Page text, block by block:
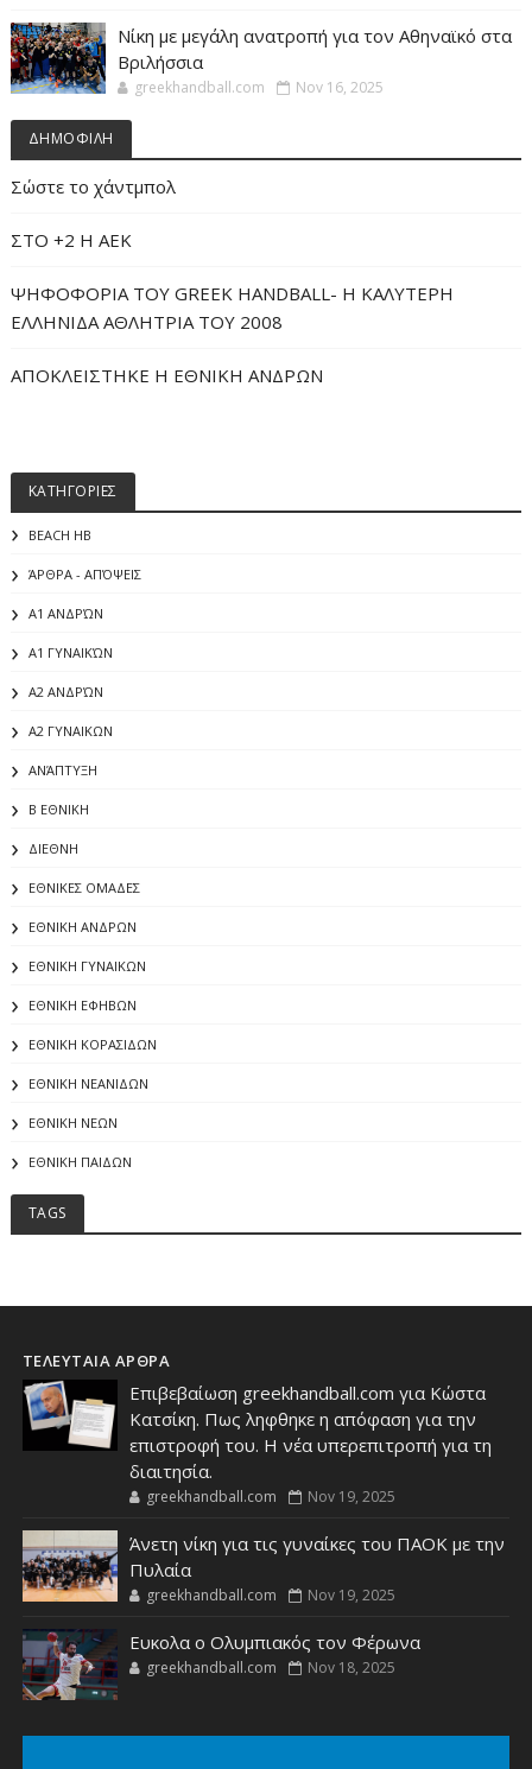
Νίκη με μεγάλη ανατροπή για τον Αθηναϊκό στα
Βριλήσσια
greekhandball.com Nov 16, 2025
ΔΗΜΟΦΙΛΗ
Σώστε το χάντμπολ
ΣΤΟ +2 Η ΑΕΚ
ΨΗΦΟΦΟΡΙΑ ΤΟΥ GREEK HANDBALL- H ΚΑΛΥΤΕΡΗ
ΕΛΛΗΝΙΔΑ ΑΘΛΗΤΡΙΑ ΤΟΥ 2008
ΑΠΟΚΛΕΙΣΤΗΚΕ Η ΕΘΝΙΚΗ ΑΝΔΡΩΝ
ΚΑΤΗΓΟΡΙΕΣ
BEACH HB
ΆΡΘΡΑ - ΑΠΌΨΕΙΣ
Α1 ΑΝΔΡΏΝ
Α1 ΓΥΝΑΙΚΏΝ
Α2 ΑΝΔΡΏΝ
Α2 ΓΥΝΑΙΚΩΝ
ΑΝΆΠΤΥΞΗ
Β ΕΘΝΙΚΗ
ΔΙΕΘΝΗ
ΕΘΝΙΚΕΣ ΟΜΑΔΕΣ
ΕΘΝΙΚΗ ΑΝΔΡΩΝ
ΕΘΝΙΚΗ ΓΥΝΑΙΚΩΝ
ΕΘΝΙΚΗ ΕΦΗΒΩΝ
ΕΘΝΙΚΗ ΚΟΡΑΣΙΔΩΝ
ΕΘΝΙΚΗ ΝΕΑΝΙΔΩΝ
ΕΘΝΙΚΗ ΝΕΩΝ
ΕΘΝΙΚΗ ΠΑΙΔΩΝ
TAGS
ΤΕΛΕΥΤΑΙΑ ΑΡΘΡΑ
Επιβεβαίωση greekhandball.com για Κώστα
Κατσίκη. Πως ληφθηκε η απόφαση για την
επιστροφή του. Η νέα υπερεπιτροπή για τη
διαιτησία.
greekhandball.com Nov 19, 2025
Άνετη νίκη για τις γυναίκες του ΠΑΟΚ με την
Πυλαία
greekhandball.com Nov 19, 2025
Ευκολα ο Ολυμπιακός τον Φέρωνα
greekhandball.com Nov 18, 2025